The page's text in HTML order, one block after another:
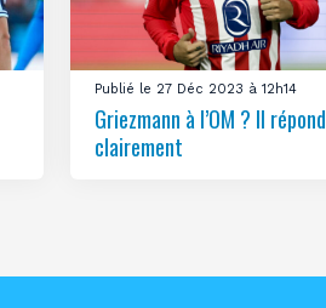
Publié le 27 Déc 2023 à 12h14
Griezmann à l’OM ? Il répond
clairement